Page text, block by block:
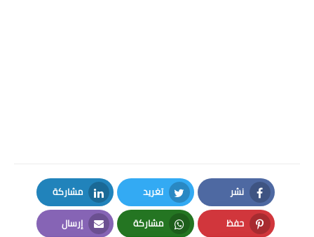
نشر
Facebook
تغريد
Twitter
مشاركة
LinkedIn
حفظ مشاركة إرسال